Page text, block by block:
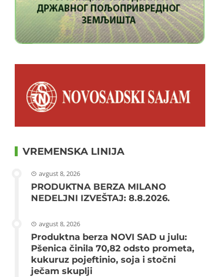
VREMENSKA LINIJA
avgust 8, 2026
PRODUKTNA BERZA MILANO
NEDELJNI IZVEŠTAJ: 8.8.2026.
avgust 8, 2026
Produktna berza NOVI SAD u julu:
Pšenica činila 70,82 odsto prometa,
kukuruz pojeftinio, soja i stočni
ječam skuplji